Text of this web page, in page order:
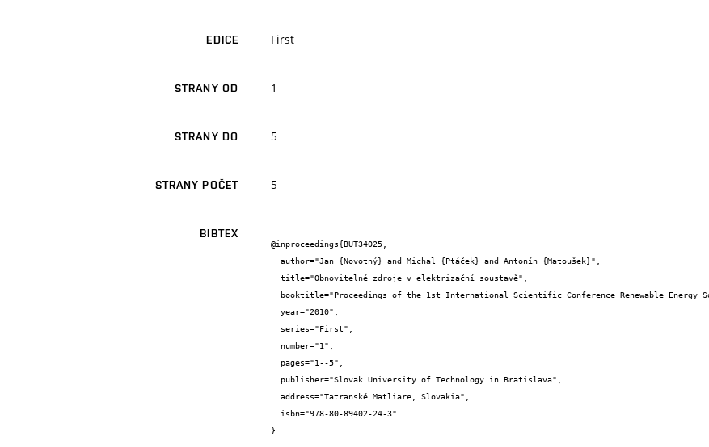
EDICE First
STRANY OD 1
STRANY DO 5
STRANY POČET 5
BIBTEX
@inproceedings{BUT34025,
}